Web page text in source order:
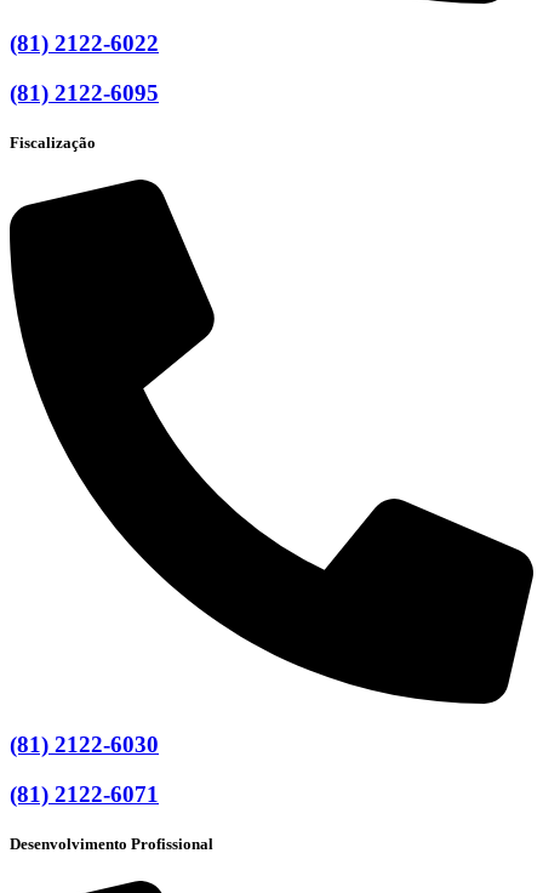
(81) 2122-6022
(81) 2122-6095
Fiscalização
(81) 2122-6030
(81) 2122-6071
Desenvolvimento Profissional